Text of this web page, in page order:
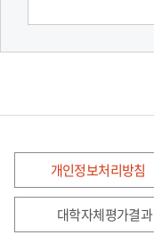
개인정보처리방침
대학자체평가결과